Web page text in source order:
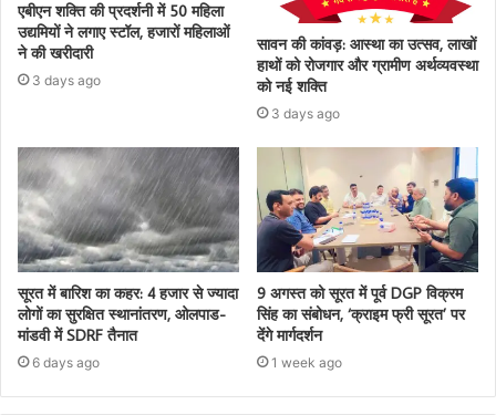
एबीएन शक्ति की प्रदर्शनी में 50 महिला
उद्यमियों ने लगाए स्टॉल, हजारों महिलाओं
ने की खरीदारी
3 days ago
सावन की कांवड़: आस्था का उत्सव, लाखों
हाथों को रोजगार और ग्रामीण अर्थव्यवस्था
को नई शक्ति
3 days ago
सूरत में बारिश का कहर: 4 हजार से ज्यादा
लोगों का सुरक्षित स्थानांतरण, ओलपाड-
मांडवी में SDRF तैनात
6 days ago
9 अगस्त को सूरत में पूर्व DGP विक्रम
सिंह का संबोधन, ‘क्राइम फ्री सूरत’ पर
देंगे मार्गदर्शन
1 week ago